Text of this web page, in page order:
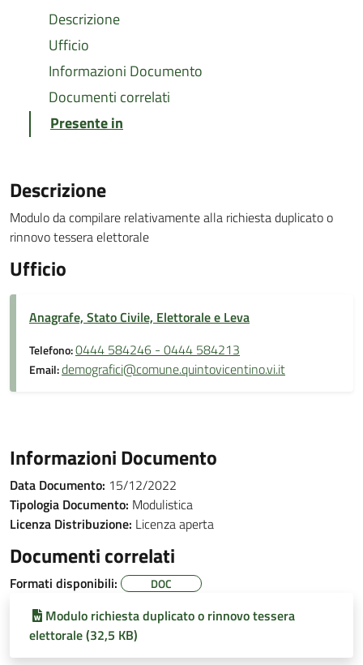
Descrizione
Ufficio
Informazioni Documento
Documenti correlati
Presente in
Descrizione
Modulo da compilare relativamente alla richiesta duplicato o
rinnovo tessera elettorale
Ufficio
Anagrafe, Stato Civile, Elettorale e Leva
Telefono:0444 584246 - 0444 584213
Email:demografici@comune.quintovicentino.vi.it
Informazioni Documento
Data Documento: 15/12/2022
Tipologia Documento: Modulistica
Licenza Distribuzione: Licenza aperta
Documenti correlati
Formati disponibili: DOC
Modulo richiesta duplicato o rinnovo tessera
elettorale (32,5 KB)